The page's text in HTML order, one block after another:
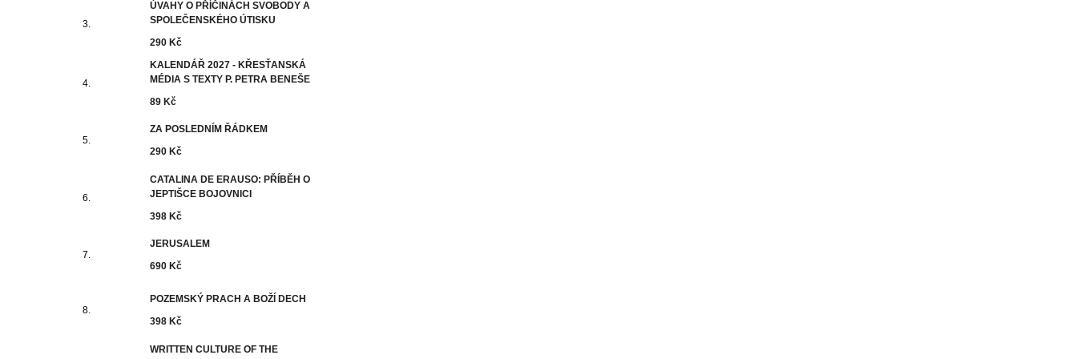
ÚVAHY O PŘÍČINÁCH SVOBODY A
SPOLEČENSKÉHO ÚTISKU
290 Kč
KALENDÁŘ 2027 - KŘESŤANSKÁ
MÉDIA S TEXTY P. PETRA BENEŠE
89 Kč
ZA POSLEDNÍM ŘÁDKEM
290 Kč
CATALINA DE ERAUSO: PŘÍBĚH O
JEPTIŠCE BOJOVNICI
398 Kč
JERUSALEM
690 Kč
POZEMSKÝ PRACH A BOŽÍ DECH
398 Kč
WRITTEN CULTURE OF THE